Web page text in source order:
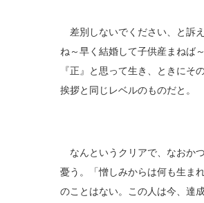
差別しないでください、と訴
ね～早く結婚して子供産まねば
『正』と思って生き、ときに
挨拶と同じレベルのものだと。
なんというクリアで、なおか
憂う。「憎しみからは何も生ま
のことはない。この人は今、達